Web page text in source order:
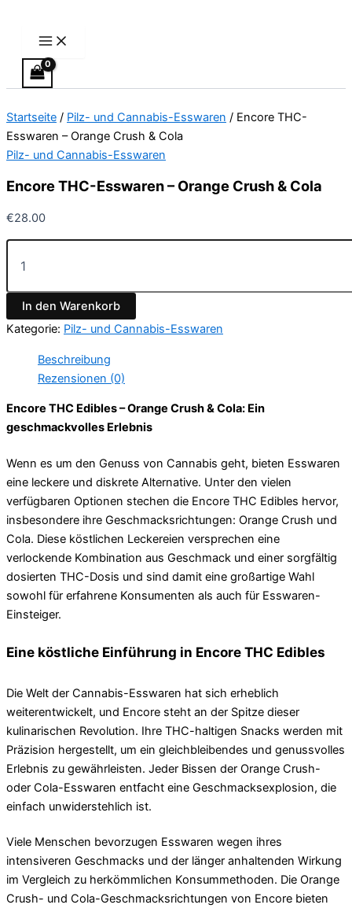
springen
Startseite / Pilz- und Cannabis-Esswaren / Encore THC-
Esswaren – Orange Crush & Cola
Pilz- und Cannabis-Esswaren
Encore THC-Esswaren – Orange Crush & Cola
€28.00
Esswaren
Orange
Crush
Cola
Menge
In den Warenkorb
Kategorie: Pilz- und Cannabis-Esswaren
Beschreibung
Rezensionen (0)
Encore THC Edibles – Orange Crush & Cola: Ein
geschmackvolles Erlebnis
Wenn es um den Genuss von Cannabis geht, bieten Esswaren
eine leckere und diskrete Alternative. Unter den vielen
verfügbaren Optionen stechen die Encore THC Edibles hervor,
insbesondere ihre Geschmacksrichtungen: Orange Crush und
Cola. Diese köstlichen Leckereien versprechen eine
verlockende Kombination aus Geschmack und einer sorgfältig
dosierten THC-Dosis und sind damit eine großartige Wahl
sowohl für erfahrene Konsumenten als auch für Esswaren-
Einsteiger.
Eine köstliche Einführung in Encore THC Edibles
Die Welt der Cannabis-Esswaren hat sich erheblich
weiterentwickelt, und Encore steht an der Spitze dieser
kulinarischen Revolution. Ihre THC-haltigen Snacks werden mit
Präzision hergestellt, um ein gleichbleibendes und genussvolles
Erlebnis zu gewährleisten. Jeder Bissen der Orange Crush-
oder Cola-Esswaren entfacht eine Geschmacksexplosion, die
einfach unwiderstehlich ist.
Viele Menschen bevorzugen Esswaren wegen ihres
intensiveren Geschmacks und der länger anhaltenden Wirkung
im Vergleich zu herkömmlichen Konsummethoden. Die Orange
Crush- und Cola-Geschmacksrichtungen von Encore bieten
Die
auf